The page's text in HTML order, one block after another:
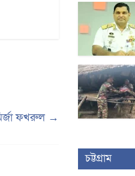
ফখরুল →
চট্টগ্রাম